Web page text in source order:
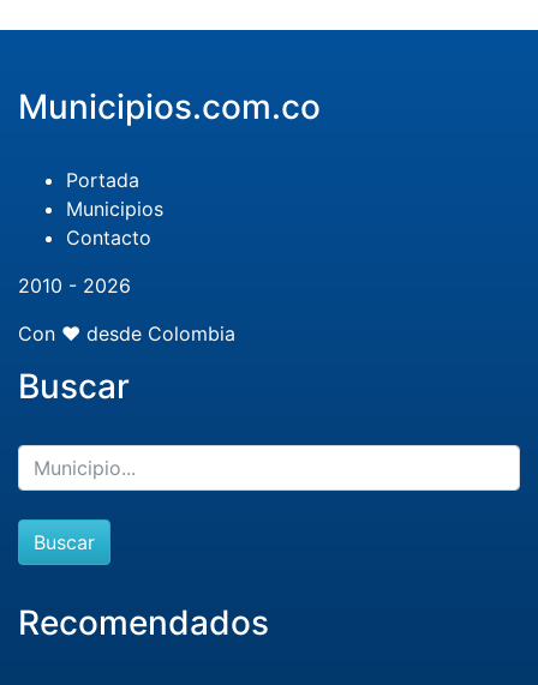
Municipios.com.co
Portada
Municipios
Contacto
2010 - 2026
Con ❤️ desde Colombia
Buscar
Buscar
Recomendados